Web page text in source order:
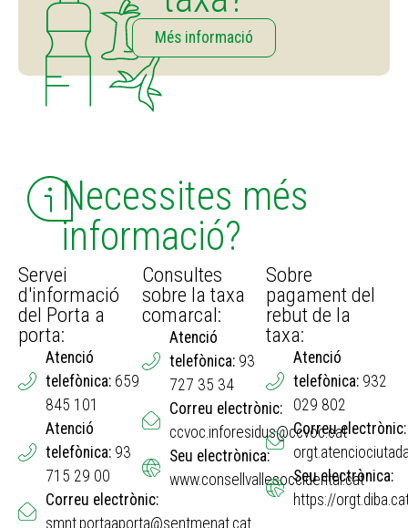
Més informació
Necessites més
informació?
Servei
d'informació
del Porta a
porta:
Atenció
telefònica: 659
845 101
Atenció
telefònica: 93
715 29 00
Correu electrònic:
smnt.portaaporta@sentmenat.cat
Consultes
sobre la taxa
comarcal:
Atenció
telefònica: 93
727 35 34
Correu electrònic:
ccvoc.inforesidus@ccvoc.cat
Seu electrònica:
www.consellvallesoccidental.cat
Sobre
pagament del
rebut de la
taxa:
Atenció
telefònica: 932
029 802
Correu electrònic:
Seu electrònica:
https://